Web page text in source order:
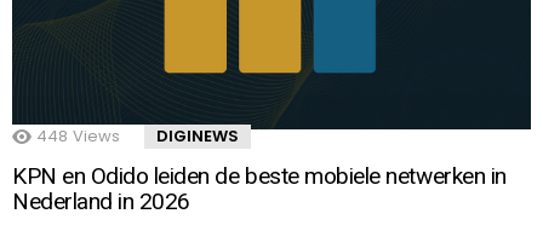
448 Views DIGINEWS
KPN en Odido leiden de beste mobiele netwerken in
Nederland in 2026